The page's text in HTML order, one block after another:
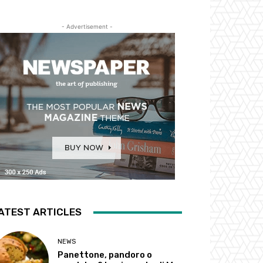
- Advertisement -
ARTICLES
NEWS
Panettone, pandoro o